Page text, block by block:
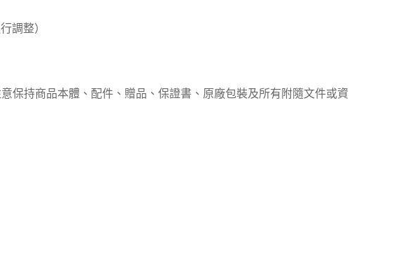
調整）
保持商品本體、配件、贈品、保證書、原廠包裝及所有附隨文件或資